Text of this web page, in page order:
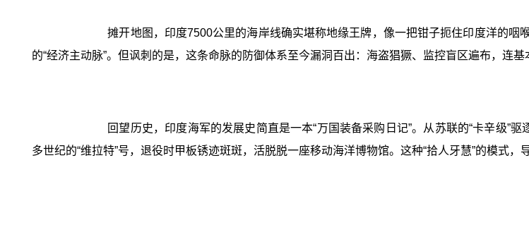
摊开地图，印度7500公里的海岸线确实堪称地缘王牌，像一把钳子扼住印度洋的
的“经济主动脉”。但讽刺的是，这条命脉的防御体系至今漏洞百出：海盗猖獗、监控盲区遍布，连基
回望历史，印度海军的发展史简直是一本“万国装备采购日记”。从苏联的“卡辛级”
多世纪的“维拉特”号，退役时甲板锈迹斑斑，活脱脱一座移动海洋博物馆。这种“拾人牙慧”的模式